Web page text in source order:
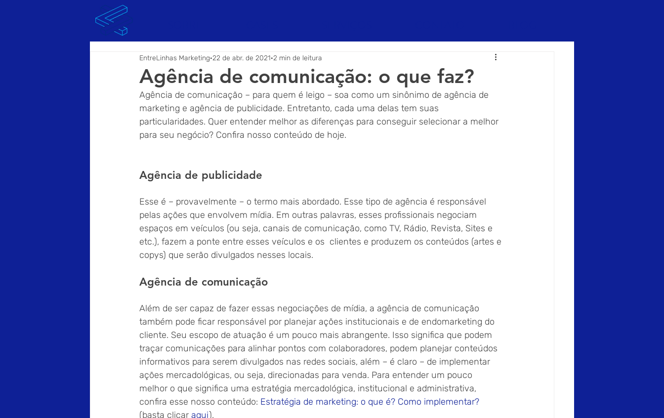
Agência de comunicação: o que faz?
EntreLinhas Marketing 22 de abr. de 2021 2 min de leitura
Agência de comunicação – para quem é leigo – soa como um sinônimo de agência de
marketing e agência de publicidade. Entretanto, cada uma delas tem suas
particularidades. Quer entender melhor as diferenças para conseguir selecionar a melhor
para seu negócio? Confira nosso conteúdo de hoje.
Agência de publicidade
Esse é – provavelmente – o termo mais abordado. Esse tipo de agência é responsável
pelas ações que envolvem mídia. Em outras palavras, esses profissionais negociam
espaços em veículos (ou seja, canais de comunicação, como TV, Rádio, Revista, Sites e
etc.), fazem a ponte entre esses veículos e os  clientes e produzem os conteúdos (artes e
copys) que serão divulgados nesses locais.
Agência de comunicação
Além de ser capaz de fazer essas negociações de mídia, a agência de comunicação
também pode ficar responsável por planejar ações institucionais e de endomarketing do
cliente. Seu escopo de atuação é um pouco mais abrangente. Isso significa que podem
traçar comunicações para alinhar pontos com colaboradores, podem planejar conteúdos
informativos para serem divulgados nas redes sociais, além – é claro – de implementar
ações mercadológicas, ou seja, direcionadas para venda. Para entender um pouco
melhor o que significa uma estratégia mercadológica, institucional e administrativa,
confira esse nosso conteúdo: Estratégia de marketing: o que é? Como implementar?
(basta clicar aqui).